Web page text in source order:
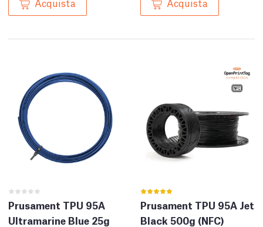
Acquista Acquista
Prusament TPU 95A
Ultramarine Blue 25g
Prusament TPU 95A Jet
Black 500g (NFC)